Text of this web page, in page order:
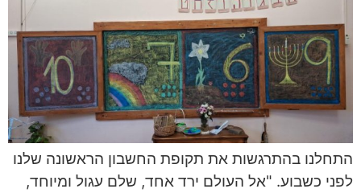
התחלנו בהתרגשות את תקופת החשבון הראשונה שלנו
לפני כשבוע. "אל העולם ירד אחד, שלם עגול ומיוחד,